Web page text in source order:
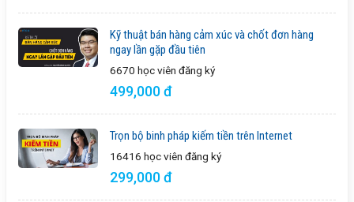
Kỹ thuật bán hàng cảm xúc và chốt đơn hàng
ngay lần gặp đầu tiên
6670 học viên đăng ký
499,000 đ
Trọn bộ binh pháp kiếm tiền trên Internet
16416 học viên đăng ký
299,000 đ